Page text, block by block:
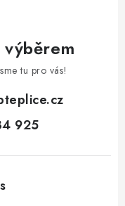
výběrem
tu pro vás!
925